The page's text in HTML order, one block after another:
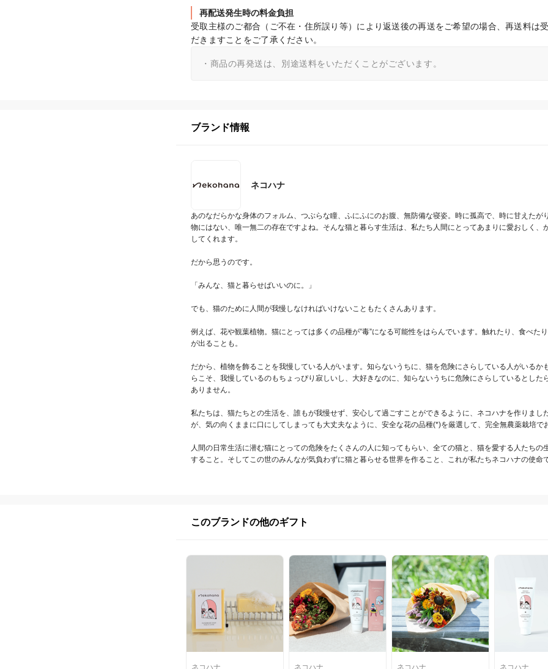
再配送発生時の料金負担
受取主様のご都合（ご不在・住所誤り等）により返送後の再送をご希望の場合、再送料は
だきますことをご了承ください。
・商品の再発送は、別途送料をいただくことがございます。
ブランド情報
ネコハナ
あのなだらかな身体のフォルム、つぶらな瞳、ふにふにのお腹、無防備な寝姿。時に孤高で、時に甘えたが
物にはない、唯一無二の存在ですよね。そんな猫と暮らす生活は、私たち人間にとってあまりに愛おしく、
してくれます。
だから思うのです。
「みんな、猫と暮らせばいいのに。」
でも、猫のために人間が我慢しなければいけないこともたくさんあります。
例えば、花や観葉植物。猫にとっては多くの品種が”毒”になる可能性をはらんでいます。触れたり、食べた
が出ることも。
だから、植物を飾ることを我慢している人がいます。知らないうちに、猫を危険にさらしている人がいるか
らこそ、我慢しているのもちょっぴり寂しいし、大好きなのに、知らないうちに危険にさらしているとした
ありません。
私たちは、猫たちとの生活を、誰もが我慢せず、安心して過ごすことができるように、ネコハナを作りまし
が、気の向くままに口にしてしまっても大丈夫なように、安全な花の品種(*)を厳選して、完全無農薬栽培で
人間の日常生活に潜む猫にとっての危険をたくさんの人に知ってもらい、全ての猫と、猫を愛する人たちの
すること。そしてこの世のみんなが気負わずに猫と暮らせる世界を作ること、これが私たちネコハナの使命で
このブランドの他のギフト
ネコハナ ネコハナ ネコハナ ネコハナ